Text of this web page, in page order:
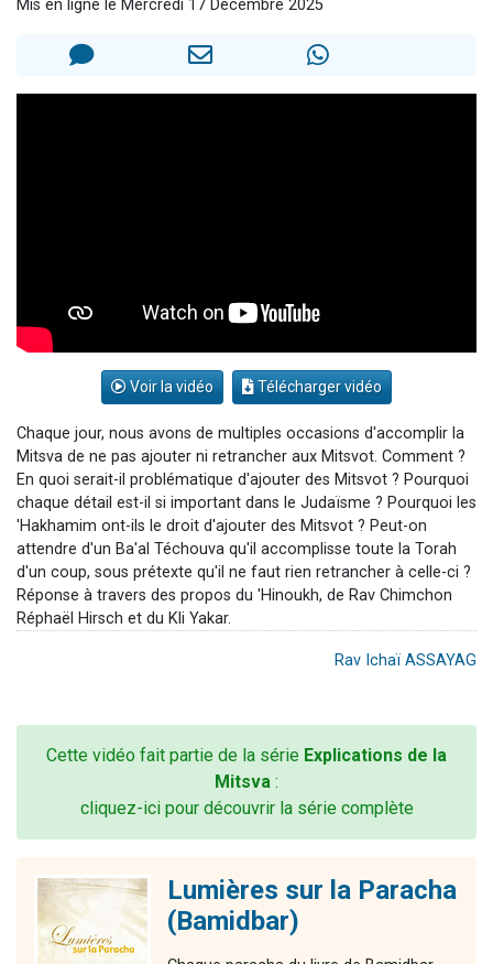
Mis en ligne le Mercredi 17 Décembre 2025
Voir la vidéo Télécharger vidéo
Chaque jour, nous avons de multiples occasions d'accomplir la
Mitsva de ne pas ajouter ni retrancher aux Mitsvot. Comment ?
En quoi serait-il problématique d'ajouter des Mitsvot ? Pourquoi
chaque détail est-il si important dans le Judaïsme ? Pourquoi les
'Hakhamim ont-ils le droit d'ajouter des Mitsvot ? Peut-on
attendre d'un Ba'al Téchouva qu'il accomplisse toute la Torah
d'un coup, sous prétexte qu'il ne faut rien retrancher à celle-ci ?
Réponse à travers des propos du 'Hinoukh, de Rav Chimchon
Réphaël Hirsch et du Kli Yakar.
Rav Ichaï ASSAYAG
Cette vidéo fait partie de la série Explications de la
Mitsva :
cliquez-ici pour découvrir la série complète
Lumières sur la Paracha
(Bamidbar)